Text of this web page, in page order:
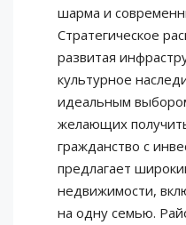
шарма и
Стратегическое
развитая
культурное
идеальным
желающих
гражданство с
предлагает
недвижимости,
на одну семью.